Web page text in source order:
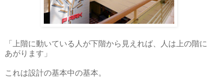
「上階に動いている人が下階から見えれば、人は上の階に
あがります」
これは設計の基本中の基本。